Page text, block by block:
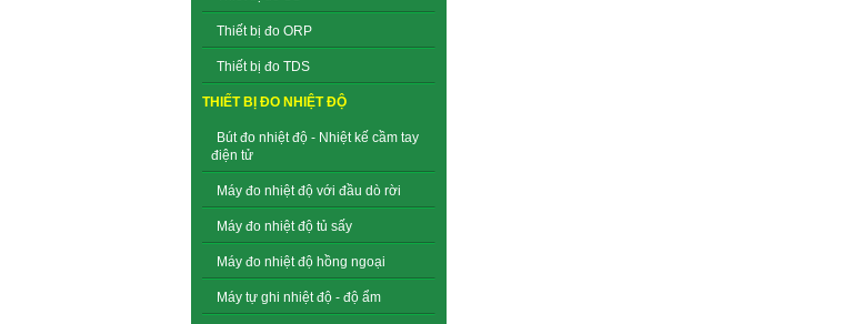
Thiết bị đo ORP
Thiết bị đo TDS
THIẾT BỊ ĐO NHIỆT ĐỘ
Bút đo nhiệt độ - Nhiệt kế cầm tay
điện tử
Máy đo nhiệt độ với đầu dò rời
Máy đo nhiệt độ tủ sấy
Máy đo nhiệt độ hồng ngoại
Máy tự ghi nhiệt độ - độ ẩm